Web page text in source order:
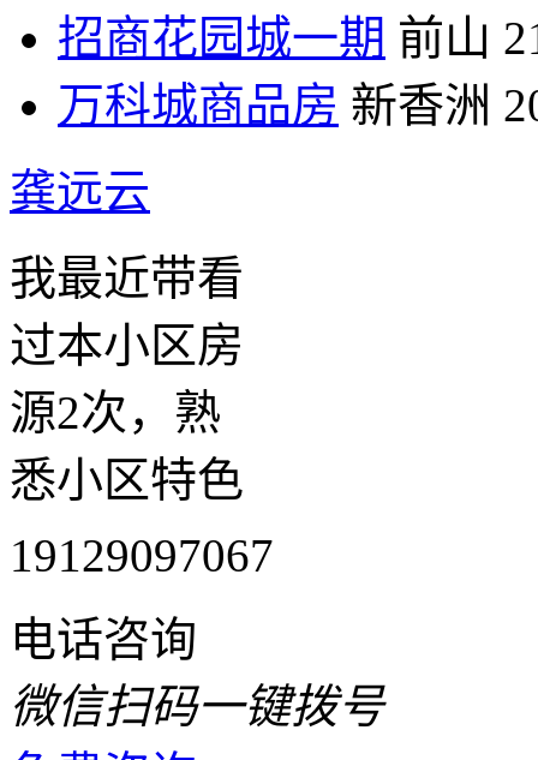
招商花园城一期 前山
万科城商品房 新香洲
龚远云
我最近带看
过本小区房
源2次，熟
悉小区特色
19129097067
电话咨询
微信扫码一键拨号